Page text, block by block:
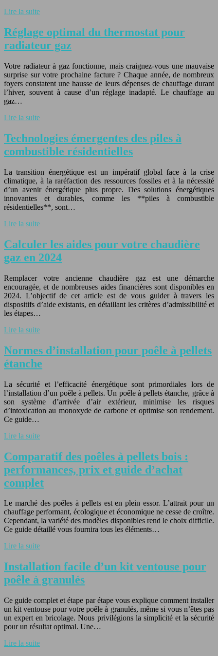
Lire la suite
Réglage optimal du thermostat pour
radiateur gaz
Votre radiateur à gaz fonctionne, mais craignez-vous une mauvaise
surprise sur votre prochaine facture ? Chaque année, de nombreux
foyers constatent une hausse de leurs dépenses de chauffage durant
l’hiver, souvent à cause d’un réglage inadapté. Le chauffage au
gaz…
Lire la suite
Technologies émergentes des piles à
combustible résidentielles
La transition énergétique est un impératif global face à la crise
climatique, à la raréfaction des ressources fossiles et à la nécessité
d’un avenir énergétique plus propre. Des solutions énergétiques
innovantes et durables, comme les **piles à combustible
résidentielles**, sont…
Lire la suite
Calculer les aides pour votre chaudière
gaz en 2024
Remplacer votre ancienne chaudière gaz est une démarche
encouragée, et de nombreuses aides financières sont disponibles en
2024. L’objectif de cet article est de vous guider à travers les
dispositifs d’aide existants, en détaillant les critères d’admissibilité et
les étapes…
Lire la suite
Normes d’installation pour poêle à pellets
étanche
La sécurité et l’efficacité énergétique sont primordiales lors de
l’installation d’un poêle à pellets. Un poêle à pellets étanche, grâce à
son système d’arrivée d’air extérieur, minimise les risques
d’intoxication au monoxyde de carbone et optimise son rendement.
Ce guide…
Lire la suite
Comparatif des poêles à pellets bois :
performances, prix et guide d’achat
complet
Le marché des poêles à pellets est en plein essor. L’attrait pour un
chauffage performant, écologique et économique ne cesse de croître.
Cependant, la variété des modèles disponibles rend le choix difficile.
Ce guide détaillé vous fournira tous les éléments…
Lire la suite
Installation facile d’un kit ventouse pour
poêle à granulés
Ce guide complet et étape par étape vous explique comment installer
un kit ventouse pour votre poêle à granulés, même si vous n’êtes pas
un expert en bricolage. Nous privilégions la simplicité et la sécurité
pour un résultat optimal. Une…
Lire la suite